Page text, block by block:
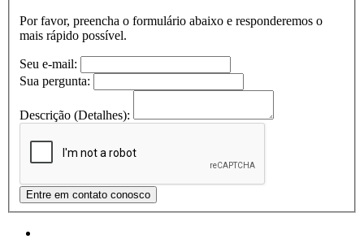
Por favor, preencha o formulário abaixo e responderemos o
mais rápido possível.
Seu e-mail:
Sua pergunta:
Descrição (Detalhes):